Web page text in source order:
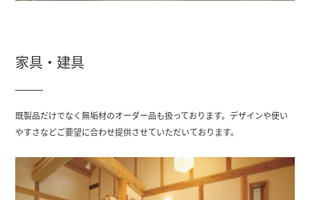
家具・建具
既製品だけでなく無垢材のオーダー品も扱っております。デザインや使い
やすさなどご要望に合わせ提供させていただいております。